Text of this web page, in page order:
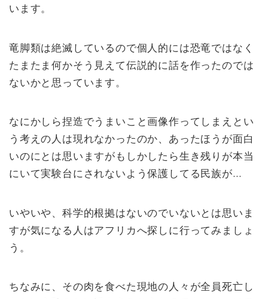
います。
竜脚類は絶滅しているので個人的には恐竜ではなく
たまたま何かそう見えて伝説的に話を作ったのでは
ないかと思っています。
なにかしら捏造でうまいこと画像作ってしまえとい
う考えの人は現れなかったのか、あったほうが面白
いのにとは思いますがもしかしたら生き残りが本当
にいて実験台にされないよう保護してる民族が…
いやいや、科学的根拠はないのでいないとは思いま
すが気になる人はアフリカへ探しに行ってみましょ
う。
ちなみに、その肉を食べた現地の人々が全員死亡し